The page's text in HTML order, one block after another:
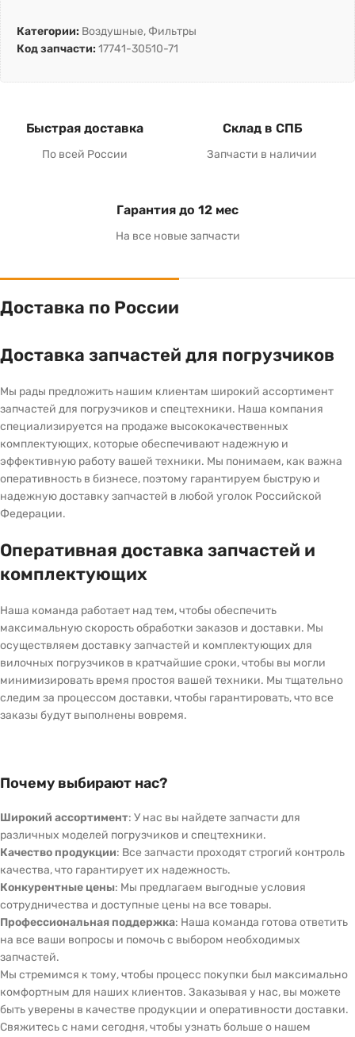
Категории: Воздушные, Фильтры
Код запчасти: 17741-30510-71
Быстрая доставка
По всей России
Склад в СПБ
Запчасти в наличии
Гарантия до 12 мес
На все новые запчасти
Доставка по России
Доставка запчастей для погрузчиков
Мы рады предложить нашим клиентам широкий ассортимент
запчастей для погрузчиков и спецтехники. Наша компания
специализируется на продаже высококачественных
комплектующих, которые обеспечивают надежную и
эффективную работу вашей техники. Мы понимаем, как важна
оперативность в бизнесе, поэтому гарантируем быструю и
надежную доставку запчастей в любой уголок Российской
Федерации.
Оперативная доставка запчастей и
комплектующих
Наша команда работает над тем, чтобы обеспечить
максимальную скорость обработки заказов и доставки. Мы
осуществляем доставку запчастей и комплектующих для
вилочных погрузчиков в кратчайшие сроки, чтобы вы могли
минимизировать время простоя вашей техники. Мы тщательно
следим за процессом доставки, чтобы гарантировать, что все
заказы будут выполнены вовремя.
Почему выбирают нас?
Широкий ассортимент: У нас вы найдете запчасти для
различных моделей погрузчиков и спецтехники.
Качество продукции: Все запчасти проходят строгий контроль
качества, что гарантирует их надежность.
Конкурентные цены: Мы предлагаем выгодные условия
сотрудничества и доступные цены на все товары.
Профессиональная поддержка: Наша команда готова ответить
на все ваши вопросы и помочь с выбором необходимых
запчастей.
Мы стремимся к тому, чтобы процесс покупки был максимально
комфортным для наших клиентов. Заказывая у нас, вы можете
быть уверены в качестве продукции и оперативности доставки.
Свяжитесь с нами сегодня, чтобы узнать больше о нашем